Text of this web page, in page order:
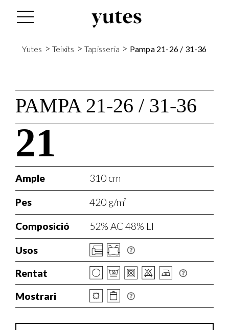
Yutes >Teixits >Tapisseria > Pampa 21-26 / 31-36
PAMPA 21-26 / 31-36
21
Ample 310 cm
Pes 420 g/m²
Composició 52% AC 48% LI
Usos
Rentat
Mostrari